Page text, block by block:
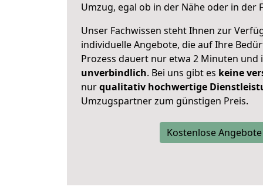
Umzug, egal ob in der Nähe oder in der
Unser Fachwissen steht Ihnen zur
individuelle Angebote, die auf Ihre
Prozess dauert nur etwa 2 Minuten und
unverbindlich. Bei uns gibt es keine
nurqualitativ hochwertige
Umzugspartner zum günstigen Preis.
Kostenlose